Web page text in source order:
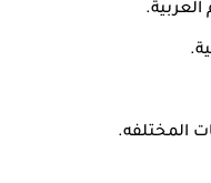
المختلفه.